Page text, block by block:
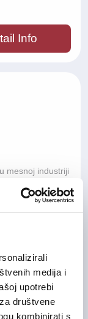
medija i
upotrebi
društvene
kombinirati s
Info
mesnoj industriji
traži osobu
Info